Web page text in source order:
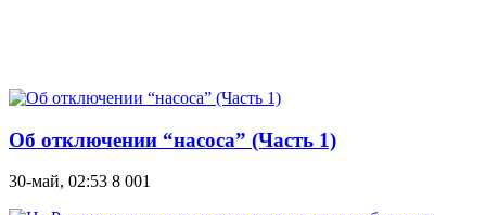
Об отключении “насоса” (Часть 1)
30-май, 02:53 8 001